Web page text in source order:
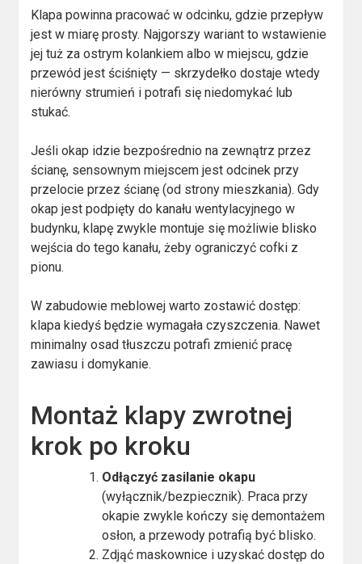
Klapa powinna pracować w odcinku, gdzie przepływ
jest w miarę prosty. Najgorszy wariant to wstawienie
jej tuż za ostrym kolankiem albo w miejscu, gdzie
przewód jest ściśnięty — skrzydełko dostaje wtedy
nierówny strumień i potrafi się niedomykać lub
stukać.
Jeśli okap idzie bezpośrednio na zewnątrz przez
ścianę, sensownym miejscem jest odcinek przy
przelocie przez ścianę (od strony mieszkania). Gdy
okap jest podpięty do kanału wentylacyjnego w
budynku, klapę zwykle montuje się możliwie blisko
wejścia do tego kanału, żeby ograniczyć cofki z
pionu.
W zabudowie meblowej warto zostawić dostęp:
klapa kiedyś będzie wymagała czyszczenia. Nawet
minimalny osad tłuszczu potrafi zmienić pracę
zawiasu i domykanie.
Montaż klapy zwrotnej
krok po kroku
Odłączyć zasilanie okapu
(wyłącznik/bezpiecznik). Praca przy
okapie zwykle kończy się demontażem
osłon, a przewody potrafią być blisko.
Zdjąć maskownice i uzyskać dostęp do